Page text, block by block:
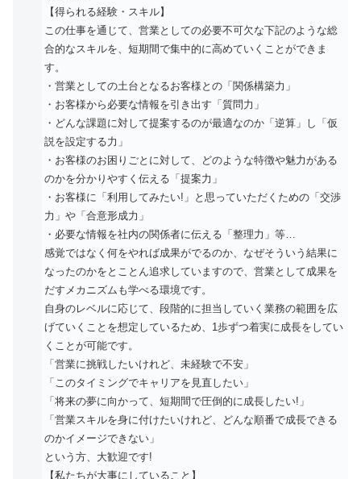
【得られる経験・スキル】
この仕事を通じて、営業としての必要不可欠な下記のような総
合的なスキルを、短期間で集中的に高めていくことができま
す。
・営業としての土台となるお客様との「関係構築力」
・お客様から必要な情報を引き出す「質問力」
・どんな課題に対して提案するのが最適なのか「逆算」し「仮
説を設定する力」
・お客様のお困りごとに対して、どのような特徴や魅力がある
のかを分かりやすく伝える「提案力」
・お客様に「利用してみたい!」と思っていただくための「交渉
力」や「合意形成力」
・必要な情報を社内の関係者に伝える「整理力」等…
感覚ではなく何をやれば成果がでるのか、なぜそういう結果に
なったのかをとことん追求していますので、営業として成果を
だすメカニズムも学べる環境です。
自身のレベルに応じて、段階的に担当していく業務の範囲を広
げていくことを想定しているため、1歩ずつ着実に成長をしてい
くことが可能です。
「営業に挑戦したいけれど、未経験で不安」
「このタイミングでキャリアを見直したい」
「将来の夢に向かって、短期間で圧倒的に成長したい!」
「営業スキルを身に付けたいけれど、どんな順番で成長できる
のかイメージできない」
という方、大歓迎です!
【私たちが大事にしていること】